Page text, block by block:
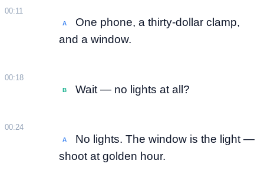
00:11
A
One phone, a thirty-dollar clamp,
and a window.
00:18
B Wait — no lights at all?
00:24
A
No lights. The window is the light —
shoot at golden hour.